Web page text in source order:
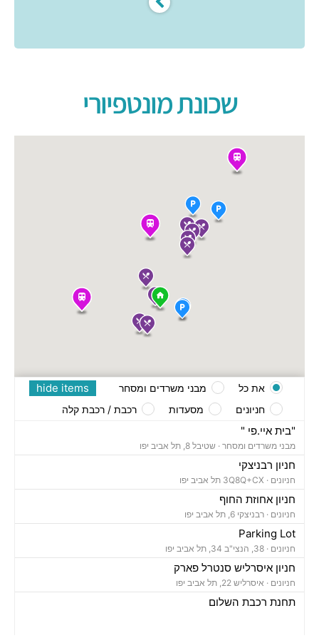
שכונת מונטפיורי
"בית איי.פי "
מבני משרדים ומסחר · שטיבל 8, תל אביב יפו
חניון רבניצקי
חניונים ·
חניון אחוזת החוף
חניונים · רבניצקי 6, תל אביב יפו
Parking Lot
חניונים ·
חניון איסרליש סנטרל פארק
חניונים · איסרליש 22, תל אביב יפו
תחנת רכבת השלום
hide items את כל
מבני משרדים ומסחר
חניונים
מסעדות רכבת / רכבת קלה